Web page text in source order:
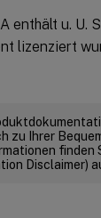
enthält u.
lizenziert
zu Ihrer
Disclaimer)